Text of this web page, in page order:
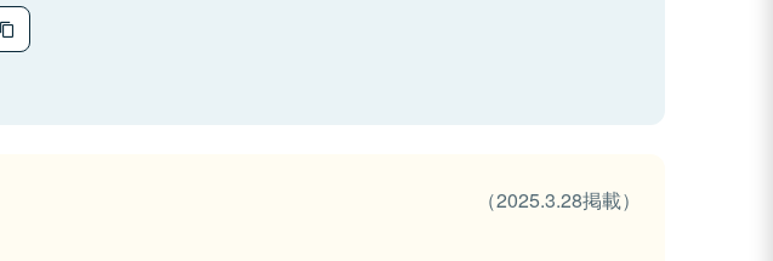
（2025.3.28掲載）